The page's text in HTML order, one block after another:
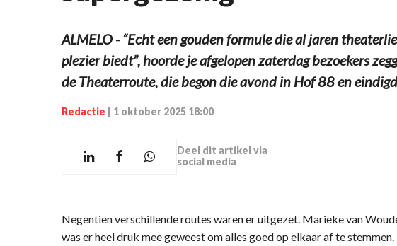
ALMELO - “Echt een gouden formule die al jaren
plezier biedt”, hoorde je afgelopen zaterdag bezoekers
de Theaterroute, die begon die avond in Hof 88 en
Redactie 1 oktober 2025 18:00
Deel dit artikel via
social media
Negentien verschillende routes waren er uitgezet. Marieke van
was er heel druk mee geweest om alles goed op elkaar af te